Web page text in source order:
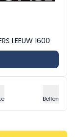
LEEUW 1600
Bellen